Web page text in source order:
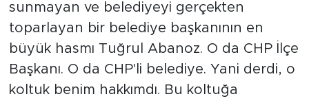
sunmayan ve belediyeyi gerçekten
toparlayan bir belediye başkanının en
büyük hasmı Tuğrul Abanoz. O da CHP İlçe
Başkanı. O da CHP'li belediye. Yani derdi, o
koltuk benim hakkımdı. Bu koltuğa